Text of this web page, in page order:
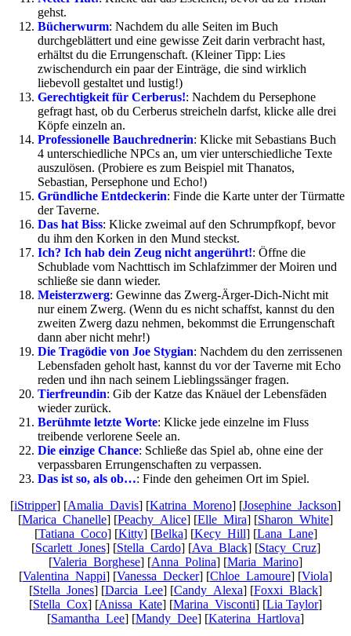
gehst.
Bücherwurm: Nachdem du alle Seiten im Buch
durchgeblättert und eine gewisse Zeit darin verbracht hast,
erhältst du die Errungenschaft. (Kleiner Tipp: Lies
zwischendurch ein paar der Einträge, die sind wirklich
liebevoll gestaltet und lustig!)
Gerechtigkeit für Cerberus!: Nachdem du Persephone
gefragt hast, ob du Cerberus streicheln darfst, klicke alle drei
Köpfe einzeln an.
Professionelle Bauchrednerin: Klicke mit Sebastians Buch
4 unterschiedliche NPCs an, um vier unterschiedliche Texte
auszulösen. (Probiere es zum Beispiel mit Thanatos,
Sebastian, Persephone und Echo!)
Gründliche Entdeckerin: Finde die Karte unter der Türmatte
der Taverne.
Das hat Biss: Klicke zweimal auf den Schrumpfkopf, bevor
du ihm den Korken in den Mund steckst.
Ich? Ich hab dein Zeug nicht angerührt!: Öffne die
Schublade vom Nachttisch im Schlafzimmer der Moiren und
schließe sie dann wieder.
Meisterzwerg: Gewinne das Zwerg-Ärger-Dich-Nicht mit
nur einem Zwerg. (Wenn du es nicht schaffst, kannst du den
zweiten Zwerg dazu nehmen, bekommst die Errungenschaft
dann aber nicht mehr!)
Die Tragödie von Joe Stygian: Nachdem du den zerrissenen
Lebensfaden geholt hast, kannst du vor der Taverne mit Echo
reden und ihn nach seinem Lieblingssänger fragen.
Tierfreundin: Gib der Katze das Knäuel der Lebensfäden
wieder zurück.
Berühmte letzte Worte: Klicke jede einzelne im Fluss
treibende verlorene Seele an.
Die einzige Chance: Schließe das Spiel ab, ohne eine der
verpassbaren Errungenschaften zu verpassen.
Das ist so, als ob…: Finde den geheimen Ort im Spiel.
[iStripper] [Amalia_Davis] [Katrina_Moreno] [Josephine_Jackson]
[Marica_Chanelle] [Peachy_Alice] [Elle_Mira] [Sharon_White]
[Tatiana_Coco] [Kitty] [Belka] [Kecy_Hill] [Lana_Lane]
[Scarlett_Jones] [Stella_Cardo] [Ava_Black] [Stacy_Cruz]
[Valeria_Borghese] [Anna_Polina] [Maria_Marino]
[Valentina_Nappi] [Vanessa_Decker] [Chloe_Lamoure] [Viola]
[Stella_Jones] [Darcia_Lee] [Candy_Alexa] [Foxxi_Black]
[Stella_Cox] [Anissa_Kate] [Marina_Visconti] [Lia Taylor]
[Samantha_Lee] [Mandy_Dee] [Katerina_Hartlova]